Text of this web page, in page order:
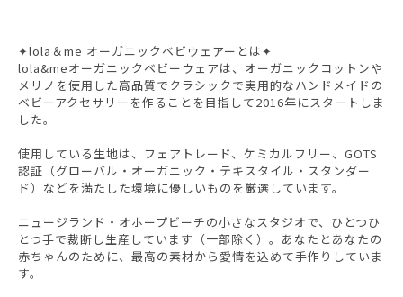
✦lola＆me オーガニックベビウェアーとは✦
lola&meオーガニックベビーウェアは、オーガニックコットンや
メリノを使用した高品質でクラシックで実用的なハンドメイドの
ベビーアクセサリーを作ることを目指して2016年にスタートしま
した。
使用している生地は、フェアトレード、ケミカルフリー、GOTS
認証（グローバル・オーガニック・テキスタイル・スタンダー
ド）などを満たした環境に優しいものを厳選しています。
ニュージランド・オホープビーチの小さなスタジオで、ひとつひ
とつ手で裁断し生産しています（一部除く）。あなたとあなたの
赤ちゃんのために、最高の素材から愛情を込めて手作りしていま
す。